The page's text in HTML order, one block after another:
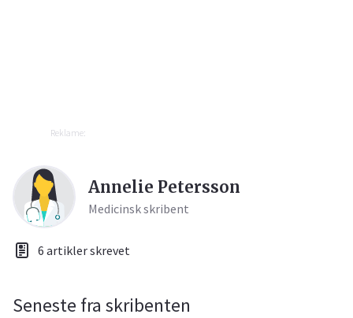
Reklame:
Annelie Petersson
Medicinsk skribent
6 artikler skrevet
Seneste fra skribenten